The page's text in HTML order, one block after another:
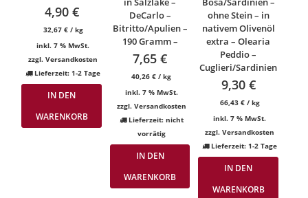
4,90 €
32,67 €/ kg
inkl. 7 % MwSt.
zzgl.Versandkosten
Lieferzeit:1-2 Tage
IN DEN
WARENKORB
DeCarlo –
Bitritto/Apulien –
190 Gramm –
7,65€
40,26€ /kg
inkl. 7 % MwSt.
zzgl. Versandkosten
Lieferzeit: nicht
vorrätig
IN DEN
WARENKORB
ohne Stein – in
nativem Olivenöl
extra – Olearia
Peddio –
Cuglieri/Sardinien
9,30 €
66,43 €/ kg
inkl. 7 % MwSt.
zzgl.Versandkosten
Lieferzeit:1-2 Tage
IN DEN
WARENKORB